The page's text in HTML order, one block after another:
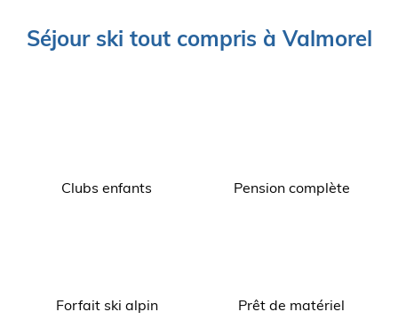
Séjour ski tout compris à Valmorel
Clubs enfants Pension complète
Forfait ski alpin Prêt de matériel